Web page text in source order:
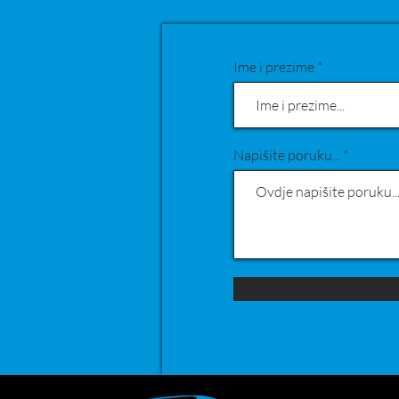
Ime i prezime
Napišite poruku...